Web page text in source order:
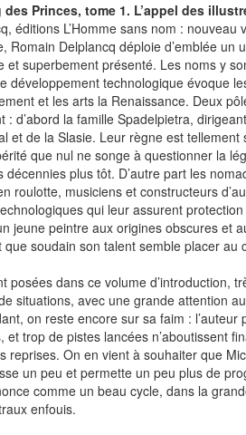
des Princes, tome 1. L’appel des
éditions L’Homme sans nom : nouveau
Romain Delplancq déploie d’emblée un
et superbement présenté. Les noms y
développement technologique évoque
et les arts la Renaissance. Deux
: d’abord la famille Spadelpietra,
et de la Slasie. Leur règne est
que nul ne songe à questionner la
décennies plus tôt. D’autre part les
roulotte, musiciens et constructeurs
qui leur assurent
jeune peintre aux origines obscures et
soudain son talent semble placer au
posées dans ce volume d’introduction,
situations, avec une grande attention
on reste encore sur sa faim :
trop de pistes lancées n’aboutissent
reprises. On en vient à souhaiter que
un peu et permette un peu plus de
comme un beau cycle, dans la
enfouis.